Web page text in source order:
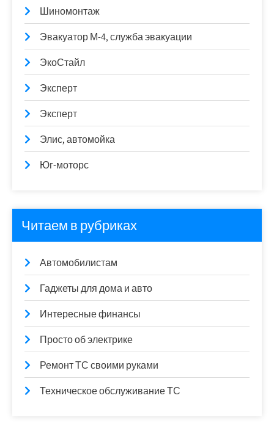
Шиномонтаж
Эвакуатор М-4, служба эвакуации
ЭкоСтайл
Эксперт
Эксперт
Элис, автомойка
Юг-моторс
Читаем в рубриках
Автомобилистам
Гаджеты для дома и авто
Интересные финансы
Просто об электрике
Ремонт ТС своими руками
Техническое обслуживание ТС